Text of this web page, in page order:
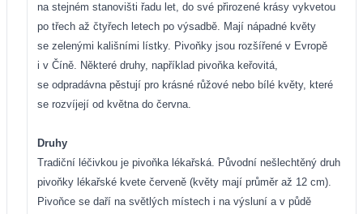
na stejném stanovišti řadu let, do své přirozené krásy vykvetou
po třech až čtyřech letech po výsadbě. Mají nápadné květy
se zelenými kališními lístky. Pivoňky jsou rozšířené v Evropě
i v Číně. Některé druhy, například pivoňka keřovitá,
se odpradávna pěstují pro krásné růžové nebo bílé květy, které
se rozvíjejí od května do června.
Druhy
Tradiční léčivkou je pivoňka lékařská. Původní nešlechtěný druh
pivoňky lékařské kvete červeně (květy mají průměr až 12 cm).
Pivoňce se daří na světlých místech i na výsluní a v půdě